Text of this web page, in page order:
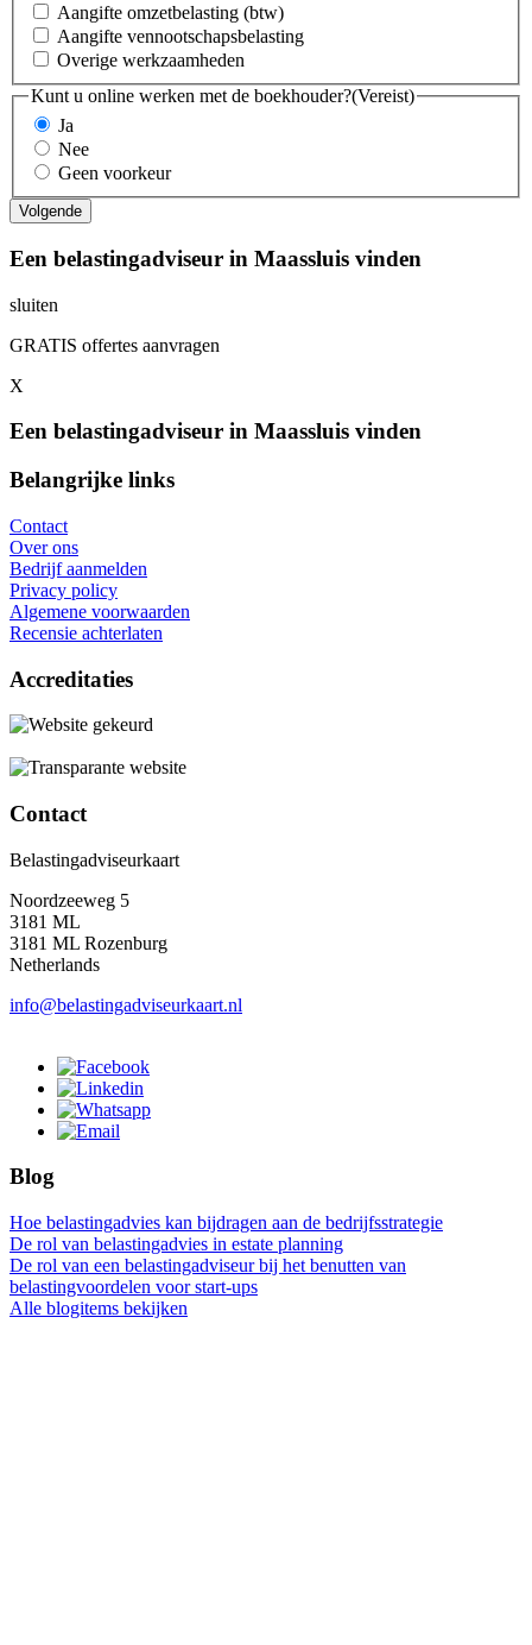
Aangifte omzetbelasting (btw)
Aangifte vennootschapsbelasting
Overige werkzaamheden
Kunt u online werken met de boekhouder?(Vereist)
Ja
Nee
Geen voorkeur
Een belastingadviseur in Maassluis vinden
sluiten
GRATIS offertes aanvragen
X
Een belastingadviseur in Maassluis vinden
Belangrijke links
Contact
Over ons
Bedrijf aanmelden
Privacy policy
Algemene voorwaarden
Recensie achterlaten
Accreditaties
Contact
Belastingadviseurkaart
Noordzeeweg 5
3181 ML
3181 ML Rozenburg
Netherlands
info@belastingadviseurkaart.nl
Blog
Hoe belastingadvies kan bijdragen aan de bedrijfsstrategie
De rol van belastingadvies in estate planning
De rol van een belastingadviseur bij het benutten van
belastingvoordelen voor start-ups
Alle blogitems bekijken